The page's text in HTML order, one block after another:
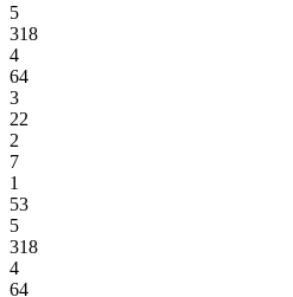
5
318
4
64
3
22
2
7
1
53
5
318
4
64